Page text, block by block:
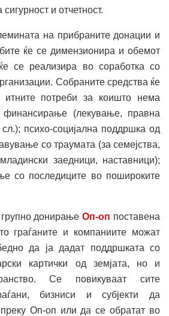
и отчетност.
на прибраните донации и
ќе се димензионира и обемот
се реализира во соработка со
Собраните средства ќе
итните потреби за коишто нема
финансирање (лекување, правна
психо-социјална поддршка од
со траумата (за семејства,
заедници, наставници);
со последиците во пошироките
донирањеОп-оп поставена
граѓаните и компаниите можат
да ја дадат поддршката со
картички од земјата, но и
Се повикуваат сите
бизниси и субјекти да
Оп-оп или да се обратат во